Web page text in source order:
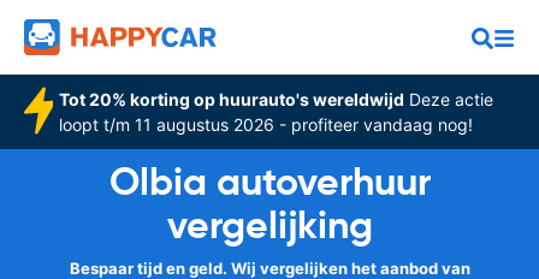
Tot 20% korting op huurauto's wereldwijd Deze actie
loopt t/m 11 augustus 2026 - profiteer vandaag nog!
Olbia autoverhuur
vergelijking
Bespaar tijd en geld. Wij vergelijken het aanbod van